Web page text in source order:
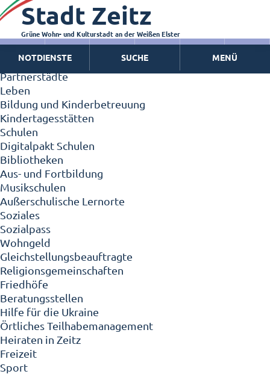
Zeitz - Die Kleinstadt
Willkommen in Zeitz!
Interview mit Oberbürgermeister Christian Thieme
Zeitz - Stadt der Zukunft
Ortschaften
Partnerstädte
Leben
Bildung und Kinderbetreuung
Kindertagesstätten
Schulen
Digitalpakt Schulen
Bibliotheken
Aus- und Fortbildung
Musikschulen
Außerschulische Lernorte
Soziales
Sozialpass
Wohngeld
Gleichstellungsbeauftragte
Religionsgemeinschaften
Friedhöfe
Beratungsstellen
Hilfe für die Ukraine
Örtliches Teilhabemanagement
Heiraten in Zeitz
Freizeit
Sport
Stadt Zeitz
Grüne Wohn- und Kulturstadt an der Weißen Elster
NOTDIENSTE SUCHE MENÜ